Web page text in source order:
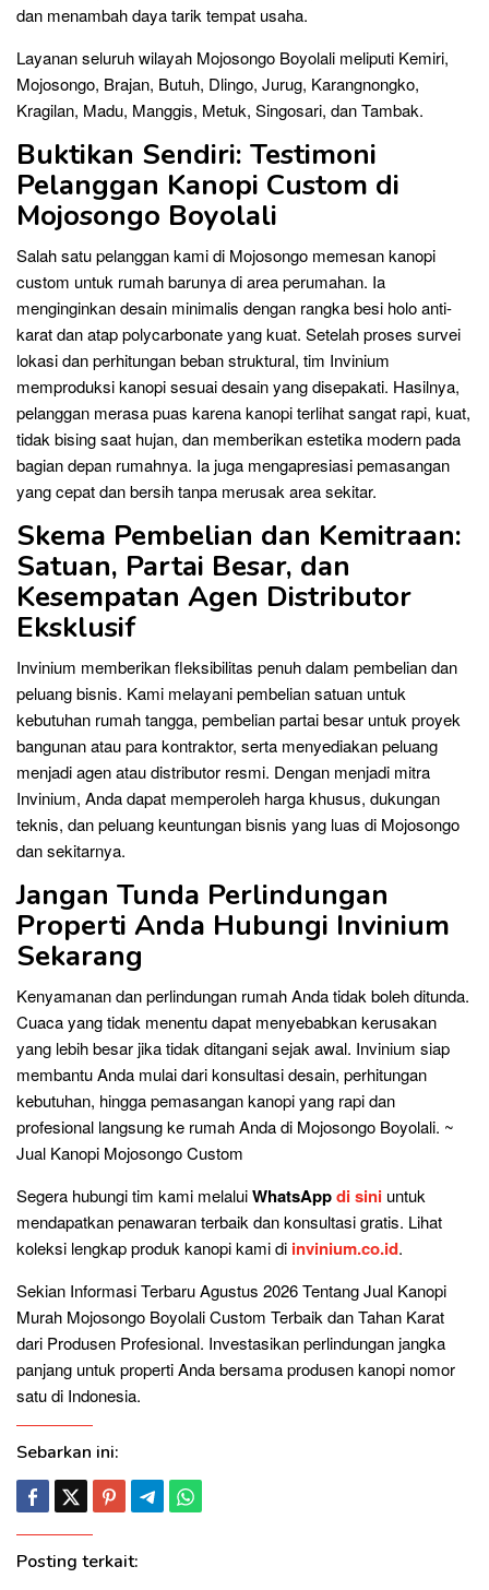
dan menambah daya tarik tempat usaha.
Layanan seluruh wilayah Mojosongo Boyolali meliputi Kemiri,
Mojosongo, Brajan, Butuh, Dlingo, Jurug, Karangnongko,
Kragilan, Madu, Manggis, Metuk, Singosari, dan Tambak.
Buktikan Sendiri: Testimoni
Pelanggan Kanopi Custom di
Mojosongo Boyolali
Salah satu pelanggan kami di Mojosongo memesan kanopi
custom untuk rumah barunya di area perumahan. Ia
menginginkan desain minimalis dengan rangka besi holo anti-
karat dan atap polycarbonate yang kuat. Setelah proses survei
lokasi dan perhitungan beban struktural, tim Invinium
memproduksi kanopi sesuai desain yang disepakati. Hasilnya,
pelanggan merasa puas karena kanopi terlihat sangat rapi, kuat,
tidak bising saat hujan, dan memberikan estetika modern pada
bagian depan rumahnya. Ia juga mengapresiasi pemasangan
yang cepat dan bersih tanpa merusak area sekitar.
Skema Pembelian dan Kemitraan:
Satuan, Partai Besar, dan
Kesempatan Agen Distributor
Eksklusif
Invinium memberikan fleksibilitas penuh dalam pembelian dan
peluang bisnis. Kami melayani pembelian satuan untuk
kebutuhan rumah tangga, pembelian partai besar untuk proyek
bangunan atau para kontraktor, serta menyediakan peluang
menjadi agen atau distributor resmi. Dengan menjadi mitra
Invinium, Anda dapat memperoleh harga khusus, dukungan
teknis, dan peluang keuntungan bisnis yang luas di Mojosongo
dan sekitarnya.
Jangan Tunda Perlindungan
Properti Anda Hubungi Invinium
Sekarang
Kenyamanan dan perlindungan rumah Anda tidak boleh ditunda.
Cuaca yang tidak menentu dapat menyebabkan kerusakan
yang lebih besar jika tidak ditangani sejak awal. Invinium siap
membantu Anda mulai dari konsultasi desain, perhitungan
kebutuhan, hingga pemasangan kanopi yang rapi dan
profesional langsung ke rumah Anda di Mojosongo Boyolali. ~
Jual Kanopi Mojosongo Custom
Segera hubungi tim kami melaluiWhatsAppdi sini untuk
mendapatkan penawaran terbaik dan konsultasi gratis. Lihat
koleksi lengkap produk kanopi kami di invinium.co.id.
Sekian Informasi Terbaru Agustus 2026 Tentang Jual Kanopi
Murah Mojosongo Boyolali Custom Terbaik dan Tahan Karat
dari Produsen Profesional. Investasikan perlindungan jangka
panjang untuk properti Anda bersama produsen kanopi nomor
satu di Indonesia.
Sebarkan ini:
Posting terkait: